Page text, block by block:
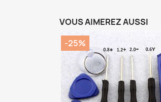
VOUS AIMEREZ AUSSI
-25%